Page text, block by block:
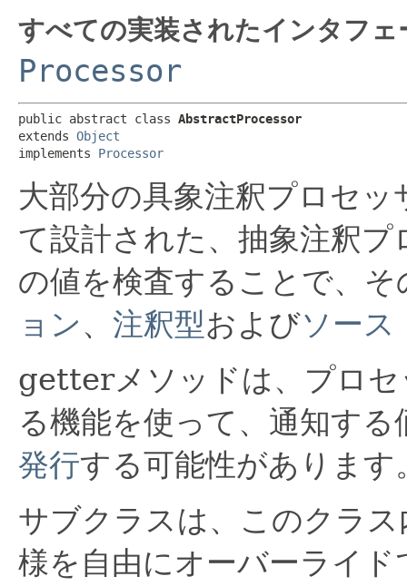
すべての実装されたインタフ
Processor
public abstract class AbstractProcessor
extends Object
implements Processor
大部分の具象注釈プロセ
て設計された、抽象注釈プ
の値を検査することで、
ョン、 注釈型およびソース
getterメソッドは、プロセ
る機能を使って、通知す
発行する可能性があります
サブクラスは、このクラ
様を自由にオーバーライ